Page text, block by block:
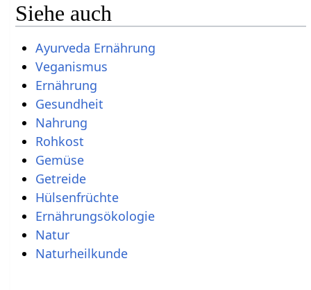
Siehe auch
Ayurveda Ernährung
Veganismus
Ernährung
Gesundheit
Nahrung
Rohkost
Gemüse
Getreide
Hülsenfrüchte
Ernährungsökologie
Natur
Naturheilkunde